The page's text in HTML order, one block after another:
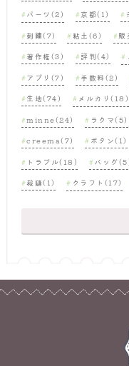
パーツ(2) 京都(1)
刺繍(7) 粘土(6)
著作権(3) 評判(4)
アプリ(7) 手数料(2)
生地(74) メルカリ(18)
minne(24) ラクマ(5)
creema(7) ボタン(1)
トラブル(18) バッグ
裁縫(1) クラフト(17)